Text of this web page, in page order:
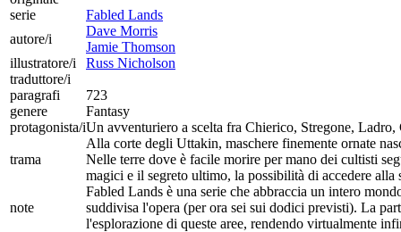
serie
Fabled Lands
autore/i
Dave Morris
Jamie Thomson
illustratore/i
Russ Nicholson
traduttore/i
paragrafi
723
genere
Fantasy
protagonista/iUn avventuriero a scelta fra Chierico, Stregone,
trama
Alla corte degli Uttakin, maschere finemente ornate
Nelle terre dove è facile morire per mano dei cultisti
magici e il segreto ultimo, la possibilità di accedere alla
note
Fabled Lands è una serie che abbraccia un intero
suddivisa l'opera (per ora sei sui dodici previsti). La
l'esplorazione di queste aree, rendendo virtualmente